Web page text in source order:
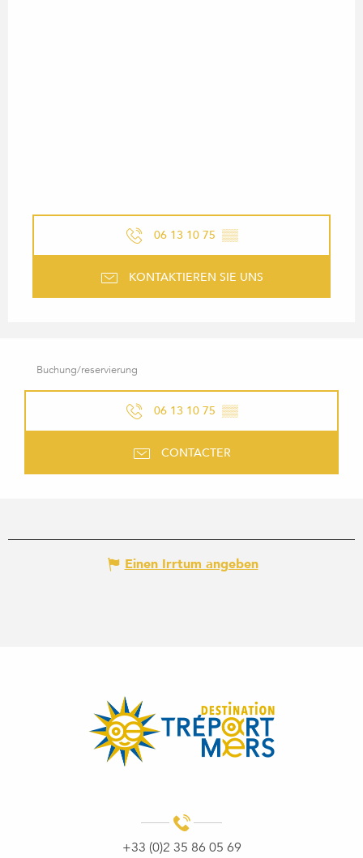
06 13 10 75 ▒▒
KONTAKTIEREN SIE UNS
Buchung/reservierung
06 13 10 75 ▒▒
CONTACTER
Einen Irrtum angeben
+33 (0)2 35 86 05 69